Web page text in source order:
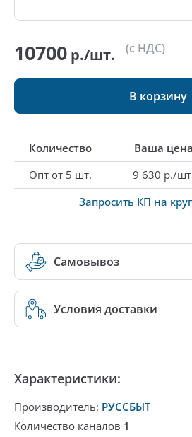
10700 р./шт. (с НДС)
В корзину
Количество Ваша цена
Опт от 5 шт.
9 630 р./
Запросить КП на
Самовывоз
Условия доставки
Характеристики:
Производитель: РУССБЫТ
Количество каналов 1